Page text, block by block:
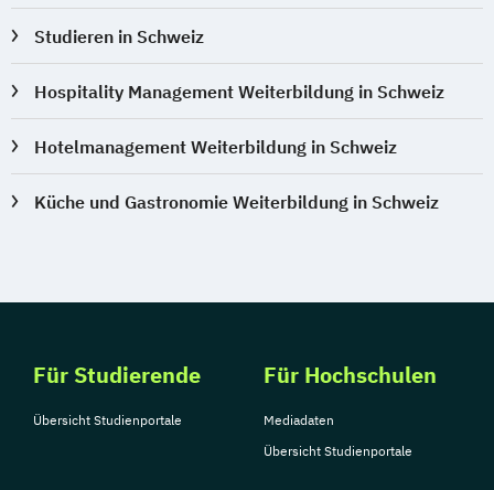
Studieren in Schweiz
Hospitality Management Weiterbildung in Schweiz
Hotelmanagement Weiterbildung in Schweiz
Küche und Gastronomie Weiterbildung in Schweiz
Für Studierende
Übersicht Studienportale
Für Hochschulen
Mediadaten
Übersicht Studienportale